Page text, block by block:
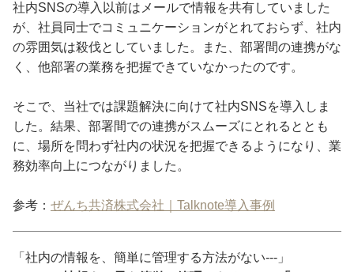
社内SNSの導入以前はメールで情報を共有していました
が、社員同士でコミュニケーションがとれておらず、社内
の雰囲気は殺伐としていました。また、部署間の連携がな
く、他部署の業務を把握できていなかったのです。
そこで、当社では課題解決に向けて社内SNSを導入しま
した。結果、部署間での連携がスムーズにとれるととも
に、場所を問わず社内の状況を把握できるようになり、業
務効率向上につながりました。
参考： ぜんち共済株式会社｜Talknote導入事例
「社内の情報を、簡単に管理する方法がない---」